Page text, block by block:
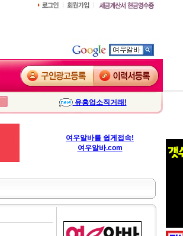
유흥업소직거래!
여우알바를 쉽게접속!
여우알바.com